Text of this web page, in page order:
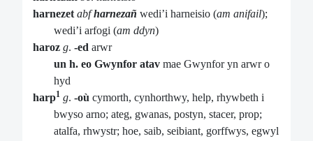
harnezet abfharnezañ wedi’i harneisio (am anifail);
wedi’i arfogi (am ddyn)
haroz g. -ed arwr
un h. eo Gwynfor atav mae Gwynfor yn arwr o
hyd
harp1 g. -où cymorth, cynhorthwy, help, rhywbeth i
bwyso arno; ateg, gwanas, postyn, stacer, prop;
atalfa, rhwystr; hoe, saib, seibiant, gorffwys, egwyl